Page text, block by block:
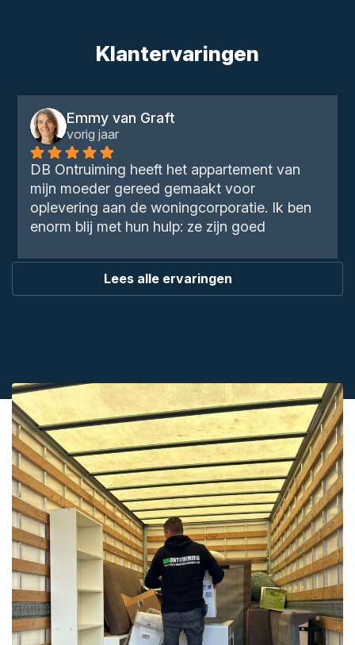
Klantervaringen
Emmy van Graft
vorig jaar
DB Ontruiming heeft het appartement van
mijn moeder gereed gemaakt voor
oplevering aan de woningcorporatie. Ik ben
enorm blij met hun hulp: ze zijn goed
afspraken na. Heel fijn om met een bedrijf te
werken dat je het gevoel geeft dat het
Lees alle ervaringen